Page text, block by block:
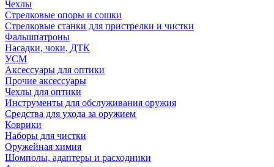
Чехлы
Стрелковые опоры и сошки
Стрелковые станки для пристрелки и чистки
Фальшпатроны
Насадки, чоки, ДТК
УСМ
Аксессуары для оптики
Прочие аксессуары
Чехлы для оптики
Инструменты для обслуживания оружия
Средства для ухода за оружием
Коврики
Наборы для чистки
Оружейная химия
Шомполы, адаптеры и расходники